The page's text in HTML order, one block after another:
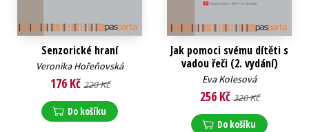
Senzorické hraní
Veronika Hořeňovská
176 Kč 220 Kč
Do košíku
Jak pomoci svému dítěti s
vadou řeči (2. vydání)
Eva Kolesová
256 Kč 320 Kč
Do košíku